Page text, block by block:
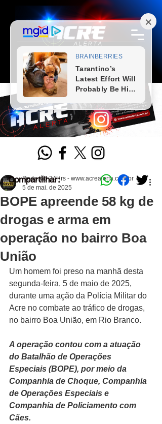
BOPE apreende 58 kg de
drogas e arma em
operação no bairro Boa
União
Redação 24Hrs - www.acrealerta.com.br
5 de mai. de 2025
Um homem foi preso na manhã desta
segunda-feira, 5 de maio de 2025,
durante uma ação da Polícia Militar do
Acre no combate ao tráfico de drogas,
no bairro Boa União, em Rio Branco.
A operação contou com a atuação
do Batalhão de Operações
Especiais (BOPE), por meio da
Companhia de Choque, Companhia
de Operações Especiais e
Companhia de Policiamento com
Cães.
Compartilhar: